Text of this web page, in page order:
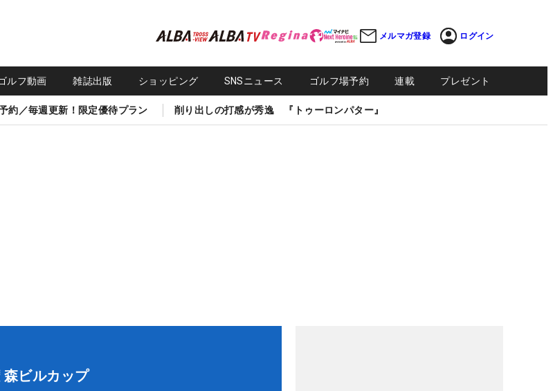
メルマガ登録 ログイン
ルフ動画 雑誌出版 ショッピング SNSニュース ゴルフ場予約 連載 プレゼント
約／毎週更新！限定優待プラン 削り出しの打感が秀逸 『トゥーロンパター』
ビルカップ